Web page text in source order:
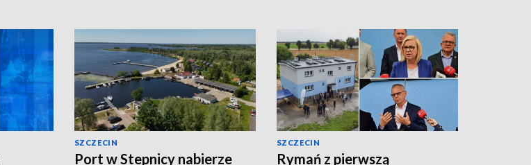
SZCZECIN
Port w Stepnicy nabierze
SZCZECIN
Rymań z pierwszą